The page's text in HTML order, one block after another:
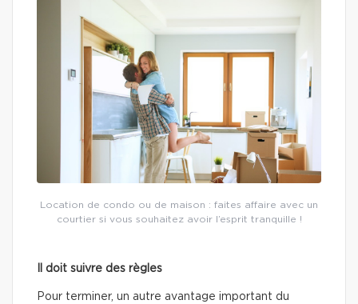
Location de condo ou de maison : faites affaire avec un
courtier si vous souhaitez avoir l’esprit tranquille !
Il doit suivre des règles
Pour terminer, un autre avantage important du